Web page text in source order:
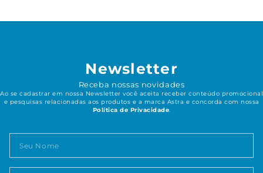
Newsletter
Receba nossas novidades
Ao se cadastrar em nossa Newsletter você aceita receber conteúdo promocional
e pesquisas relacionadas aos produtos e a marca Astra e concorda com nossa
Política de Privacidade.